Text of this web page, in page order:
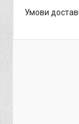
Умови